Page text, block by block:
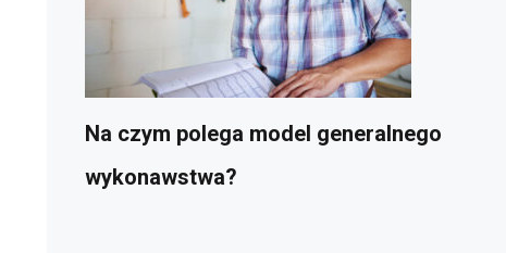
Na czym polega model generalnego
wykonawstwa?